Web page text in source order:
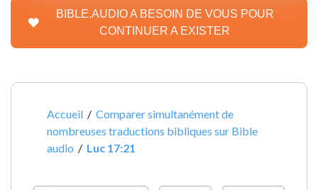
BIBLE.AUDIO A BESOIN DE VOUS POUR
CONTINUER A EXISTER
Accueil /Comparer simultanément de
nombreuses traductions bibliques sur Bible
audio / Luc 17:21